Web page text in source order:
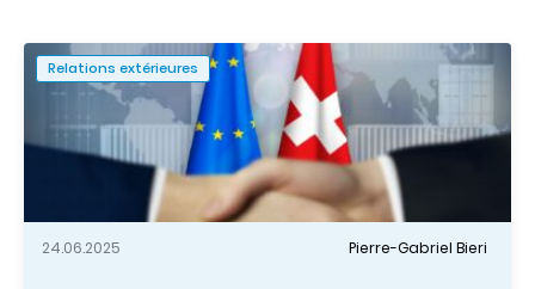
Relations extérieures
24.06.2025 Pierre-Gabriel Bieri